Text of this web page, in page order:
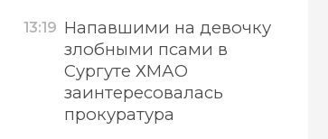
13:19 Напавшими на девочку
злобными псами в
Сургуте ХМАО
заинтересовалась
прокуратура